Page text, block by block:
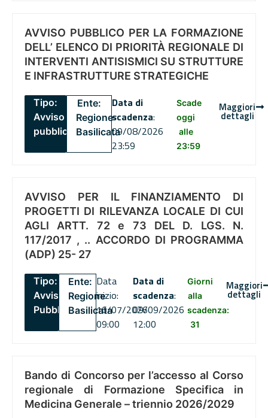
AVVISO PUBBLICO PER LA FORMAZIONE
DELL’ ELENCO DI PRIORITÀ REGIONALE DI
INTERVENTI ANTISISMICI SU STRUTTURE
E INFRASTRUTTURE STRATEGICHE
Tipo:
Avviso
pubblico
Ente:
Regione
Basilicata
Data di
scadenza:
09/08/2026
23:59
Scade
oggi
alle
23:59
Maggiori
dettagli
AVVISO PER IL FINANZIAMENTO DI
PROGETTI DI RILEVANZA LOCALE DI CUI
AGLI ARTT. 72 e 73 DEL D. LGS. N.
117/2017 , .. ACCORDO DI PROGRAMMA
(ADP) 25- 27
Tipo:
Avviso
Pubblico
Ente:
Regione
Basilicata
Data
inizio:
16/07/2026
09:00
Data di
scadenza:
09/09/2026
12:00
Giorni
alla
scadenza:
31
Maggiori
dettagli
Bando di Concorso per l’accesso al Corso
regionale di Formazione Specifica in
Medicina Generale – triennio 2026/2029